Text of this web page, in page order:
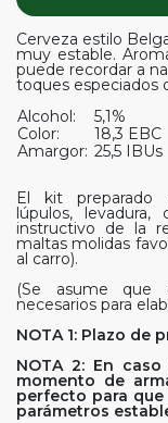
Cerveza estilo
muy estable.
puede recordar a
toques especiados
Alcohol:
5,1%
Color:
18,3 EBC
Amargor: 25,5 IBUs
El kit preparado
lúpulos,
instructivo de la
maltas molidas
al carro).
(Se asume que
necesarios para
NOTA 1: Plazo de
NOTA 2: En
momento de
perfecto para
parámetros